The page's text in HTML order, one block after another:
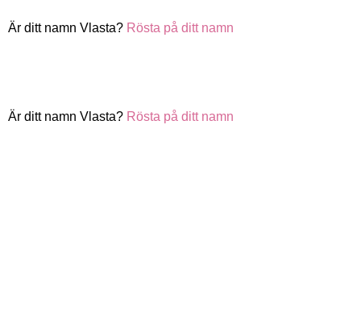
Är ditt namn Vlasta? Rösta på ditt namn
Är ditt namn Vlasta? Rösta på ditt namn